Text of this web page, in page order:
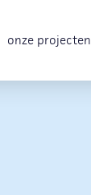
onze projecten